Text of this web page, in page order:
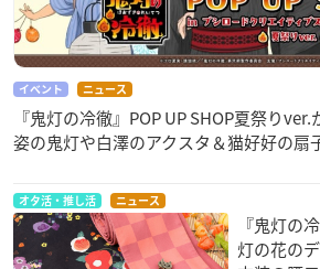
イベント ニュース
『鬼灯の冷徹』POP UP SHOP夏祭り
姿の鬼灯や白澤のアクスタ＆猫好好の扇
オタ活・推し活 ニュース
『鬼灯の
灯の花の